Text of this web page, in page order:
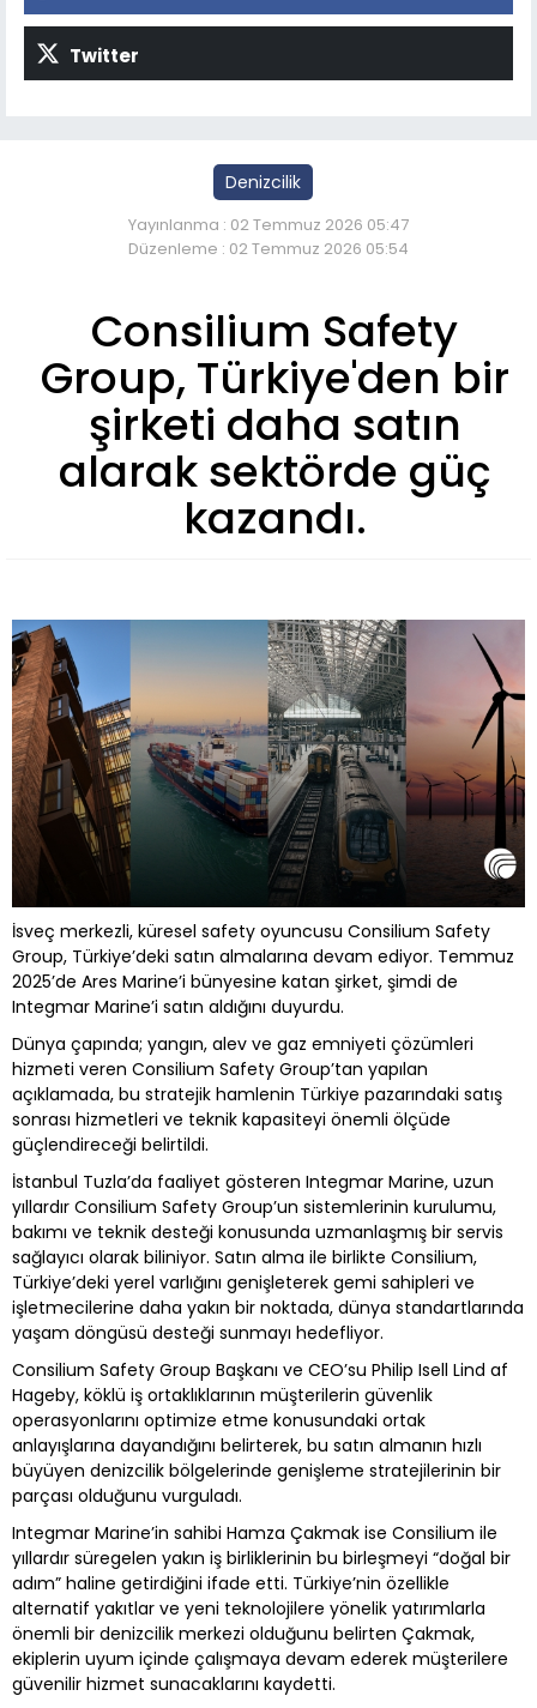
Twitter
Denizcilik
Yayınlanma : 02 Temmuz 2026 05:47
Düzenleme : 02 Temmuz 2026 05:54
Consilium Safety
Group, Türkiye'den bir
şirketi daha satın
alarak sektörde güç
kazandı.
İsveç merkezli, küresel safety oyuncusu Consilium Safety
Group, Türkiye’deki satın almalarına devam ediyor. Temmuz
2025’de Ares Marine’i bünyesine katan şirket, şimdi de
Integmar Marine’i satın aldığını duyurdu.
Dünya çapında; yangın, alev ve gaz emniyeti çözümleri
hizmeti veren Consilium Safety Group’tan yapılan
açıklamada, bu stratejik hamlenin Türkiye pazarındaki satış
sonrası hizmetleri ve teknik kapasiteyi önemli ölçüde
güçlendireceği belirtildi.
İstanbul Tuzla’da faaliyet gösteren Integmar Marine, uzun
yıllardır Consilium Safety Group’un sistemlerinin kurulumu,
bakımı ve teknik desteği konusunda uzmanlaşmış bir servis
sağlayıcı olarak biliniyor. Satın alma ile birlikte Consilium,
Türkiye’deki yerel varlığını genişleterek gemi sahipleri ve
işletmecilerine daha yakın bir noktada, dünya standartlarında
yaşam döngüsü desteği sunmayı hedefliyor.
Consilium Safety Group Başkanı ve CEO’su Philip Isell Lind af
Hageby, köklü iş ortaklıklarının müşterilerin güvenlik
operasyonlarını optimize etme konusundaki ortak
anlayışlarına dayandığını belirterek, bu satın almanın hızlı
büyüyen denizcilik bölgelerinde genişleme stratejilerinin bir
parçası olduğunu vurguladı.
Integmar Marine’in sahibi Hamza Çakmak ise Consilium ile
yıllardır süregelen yakın iş birliklerinin bu birleşmeyi “doğal bir
adım” haline getirdiğini ifade etti. Türkiye’nin özellikle
alternatif yakıtlar ve yeni teknolojilere yönelik yatırımlarla
önemli bir denizcilik merkezi olduğunu belirten Çakmak,
ekiplerin uyum içinde çalışmaya devam ederek müşterilere
güvenilir hizmet sunacaklarını kaydetti.